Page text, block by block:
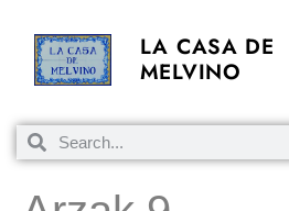
LA CASA DE
MELVINO